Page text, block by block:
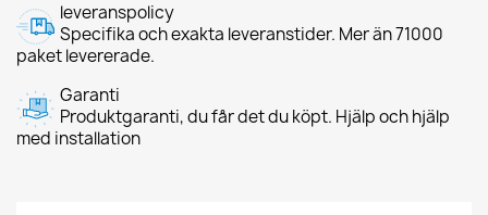
leveranspolicy
Specifika och exakta leveranstider. Mer än 71000
paket levererade.
Garanti
Produktgaranti, du får det du köpt. Hjälp och hjälp
med installation